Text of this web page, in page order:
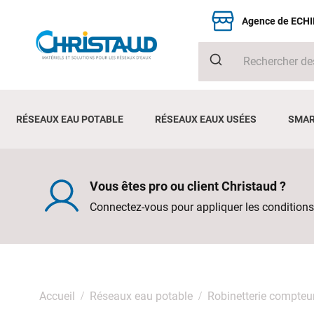
Agence de
RÉSEAUX EAU POTABLE RÉSEAUX EAUX USÉES
Vous êtes pro ou client Christaud ?
Connectez-vous pour appliquer les
Accueil Réseaux eau potable Robinetterie